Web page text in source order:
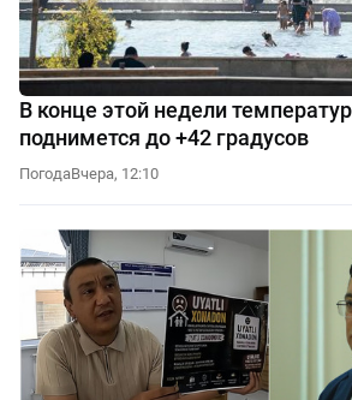
В конце этой недели
поднимется до +42 градусов
ПогодаВчера, 12:10